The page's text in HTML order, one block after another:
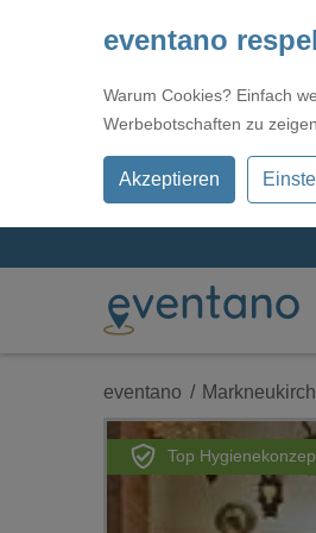
eventano
Warum Cookies? Einfach
Werbebotschaften zu
Akzeptieren
eventano
Top